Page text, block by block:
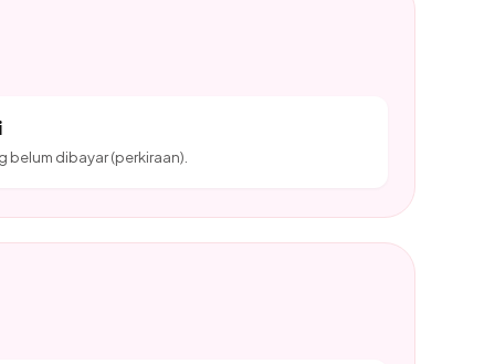
belum dibayar (perkiraan).